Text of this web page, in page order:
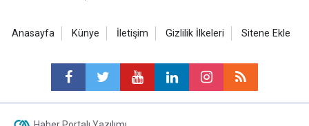
Anasayfa Künye İletişim Gizlilik İlkeleri Sitene Ekle